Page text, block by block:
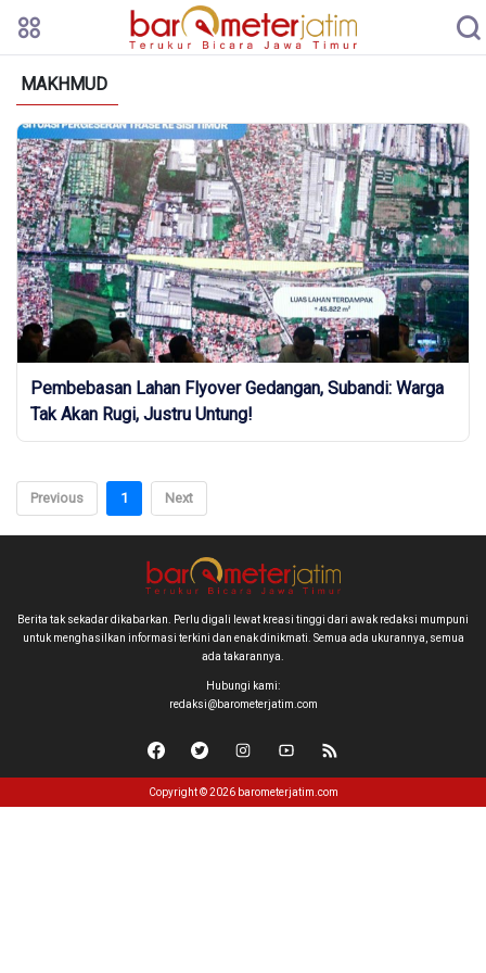
MAKHMUD
Pembebasan Lahan Flyover Gedangan, Subandi: Warga
Tak Akan Rugi, Justru Untung!
Previous 1 Next
Berita tak sekadar dikabarkan. Perlu digali lewat kreasi tinggi dari awak redaksi mumpuni
untuk menghasilkan informasi terkini dan enak dinikmati. Semua ada ukurannya, semua
ada takarannya.
Hubungi kami:
redaksi@barometerjatim.com
Copyright © 2026 barometerjatim.com